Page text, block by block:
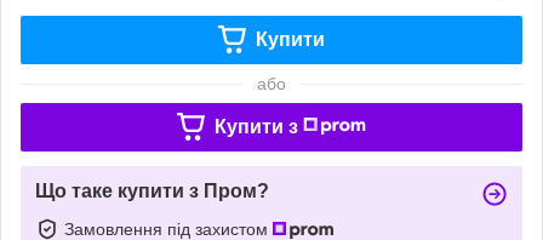
Купити
або
Купити з
Що таке купити з Пром?
Замовлення під захистом